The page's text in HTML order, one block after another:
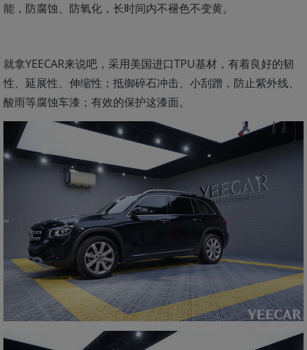
能，防腐蚀、防氧化，长时间内不褪色不变黄。
就拿YEECAR来说吧，采用美国进口TPU基材，有着良好的韧
性、延展性、伸缩性；抵御碎石冲击、小刮蹭，防止紫外线、
酸雨等腐蚀车漆；有效的保护这漆面。